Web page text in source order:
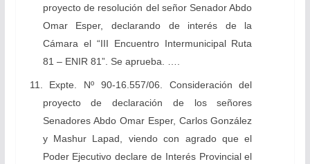
proyecto de resolución del señor Senador Abdo
Omar Esper, declarando de interés de la
Cámara el “III Encuentro Intermunicipal Ruta
81 – ENIR 81”. Se aprueba. ….
11. Expte. Nº 90-16.557/06. Consideración del
proyecto de declaración de los señores
Senadores Abdo Omar Esper, Carlos González
y Mashur Lapad, viendo con agrado que el
Poder Ejecutivo declare de Interés Provincial el